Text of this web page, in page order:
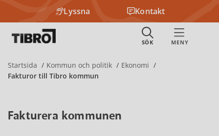
Lyssna Kontakt
Startsida Kommun och politik
Ekonomi
Fakturor till Tibro kommun
Fakturera kommunen